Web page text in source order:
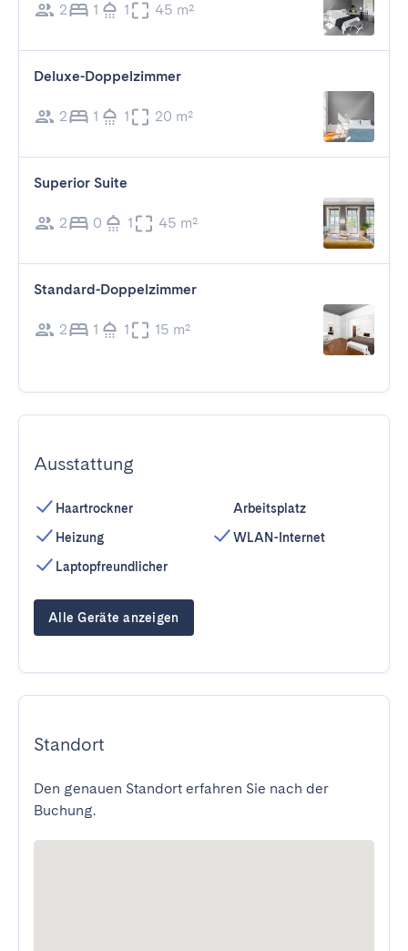
2 1 1 45 m²
Deluxe-Doppelzimmer
2 1 1 20 m²
Superior Suite
2 0 1 45 m²
Standard-Doppelzimmer
2 1 1 15 m²
Ausstattung
Haartrockner
Heizung
Laptopfreundlicher
Arbeitsplatz
WLAN-Internet
Alle Geräte anzeigen
Standort
Den genauen Standort erfahren Sie nach der
Buchung.